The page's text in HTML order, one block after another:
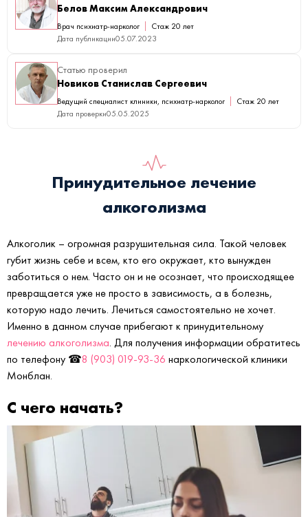
Белов Максим Александрович
Врач психиатр-нарколог
Стаж 20 лет
Дата публикации05.07.2023
Статью проверил
Новиков Станислав Сергеевич
Ведущий специалист клиники, психиатр-нарколог
Стаж 20 лет
Дата проверки05.05.2025
Принудительное лечение
алкоголизма
Алкоголик – огромная разрушительная сила. Такой человек
губит жизнь себе и всем, кто его окружает, кто вынужден
заботиться о нем. Часто он и не осознает, что происходящее
превращается уже не просто в зависимость, а в болезнь,
которую надо лечить. Лечиться самостоятельно не хочет.
Именно в данном случае прибегают к принудительному
лечению алкоголизма . Для получения информации обратитесь
по телефону ☎8 (903) 019-93-36 наркологической клиники
Монблан.
С чего начать?